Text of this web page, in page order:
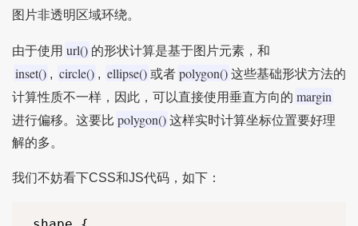
图片非透明区域环绕。
由于使用 url() 的形状计算是基于图片元素，和
inset() , circle() , ellipse() 或者 polygon() 这些基础形状方法的
计算性质不一样，因此，可以直接使用垂直方向的 margin
进行偏移。这要比 polygon() 这样实时计算坐标位置要好理
解的多。
我们不妨看下CSS和JS代码，如下：